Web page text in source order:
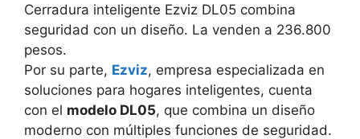
Cerradura inteligente Ezviz DL05 combina
seguridad con un diseño. La venden a 236.800
pesos.
Por su parte, Ezviz, empresa especializada en
soluciones para hogares inteligentes, cuenta
con el modelo DL05, que combina un diseño
moderno con múltiples funciones de seguridad.